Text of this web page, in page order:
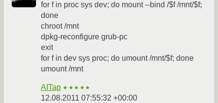
for f in proc sys dev; do mount --bind /$f /mnt/$f;
done
chroot /mnt
dpkg-reconfigure grub-pc
exit
for f in dev sys proc; do umount /mnt/$f; done
umount /mnt
AITap ★★★★★
12.08.2011 07:55:32 +00:00